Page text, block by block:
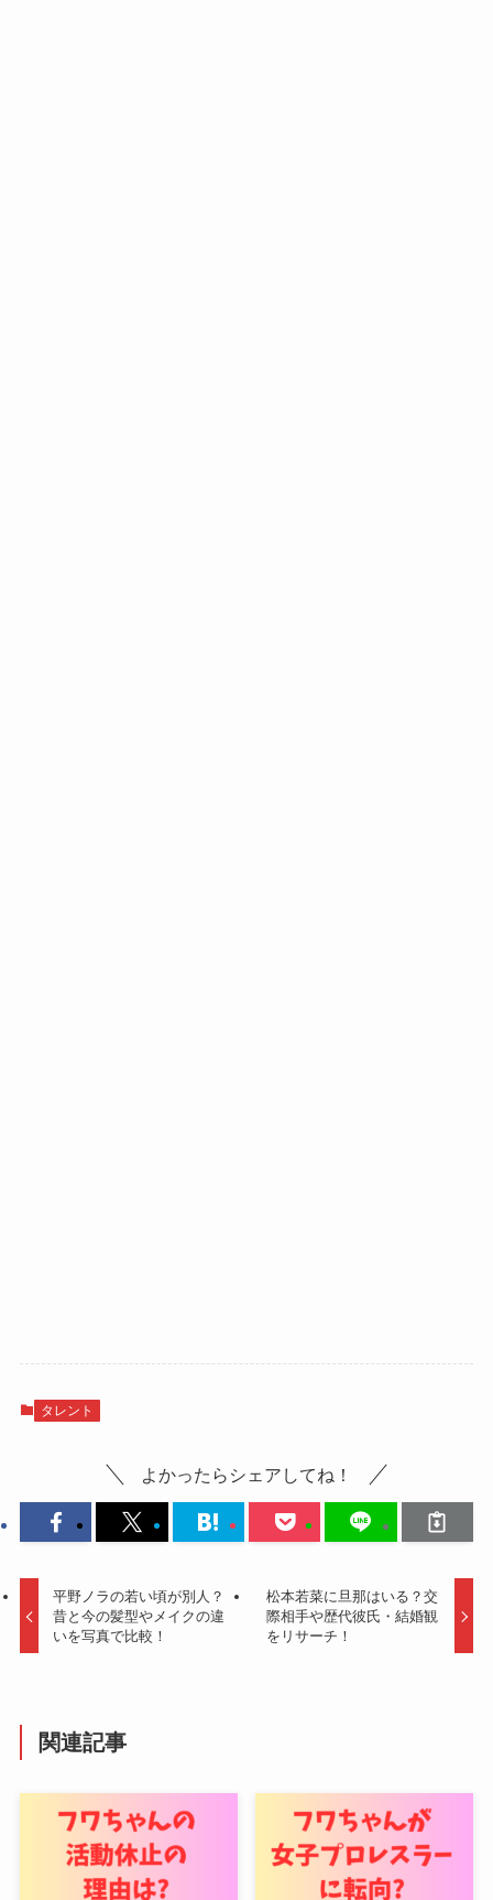
タレント
よかったらシェアしてね！
平野ノラの若い頃が別人？
昔と今の髪型やメイクの違
いを写真で比較！
松本若菜に旦那はいる？交
際相手や歴代彼氏・結婚観
をリサーチ！
関連記事